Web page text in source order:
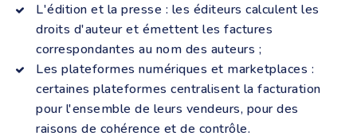
L'édition et la presse : les éditeurs calculent les
droits d'auteur et émettent les factures
correspondantes au nom des auteurs ;
Les plateformes numériques et marketplaces :
certaines plateformes centralisent la facturation
pour l'ensemble de leurs vendeurs, pour des
raisons de cohérence et de contrôle.